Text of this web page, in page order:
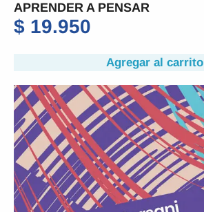
APRENDER A PENSAR
$ 19.950
Agregar al carrito